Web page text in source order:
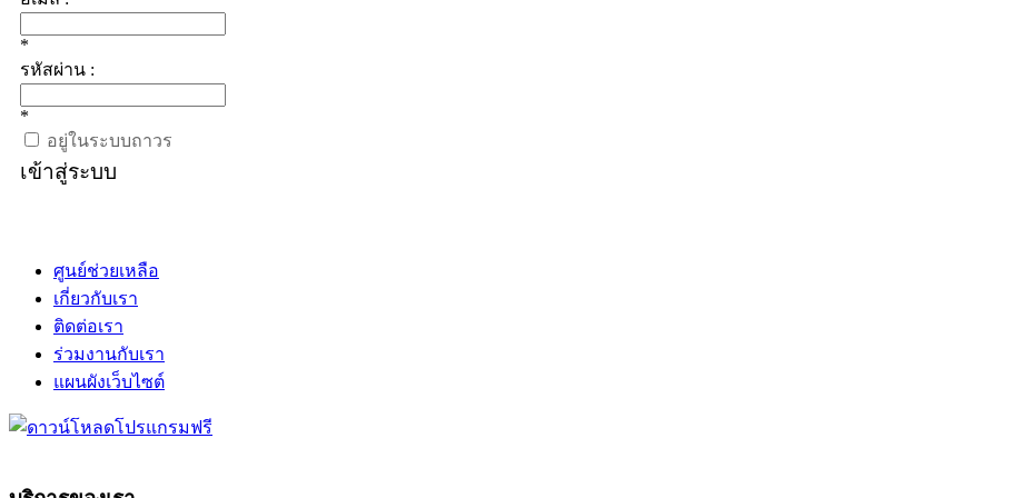
*
รหัสผ่าน :
*
อยู่ในระบบถาวร
เข้าสู่ระบบ
ศูนย์ช่วยเหลือ
เกี่ยวกับเรา
ติดต่อเรา
ร่วมงานกับเรา
แผนผังเว็บไซต์